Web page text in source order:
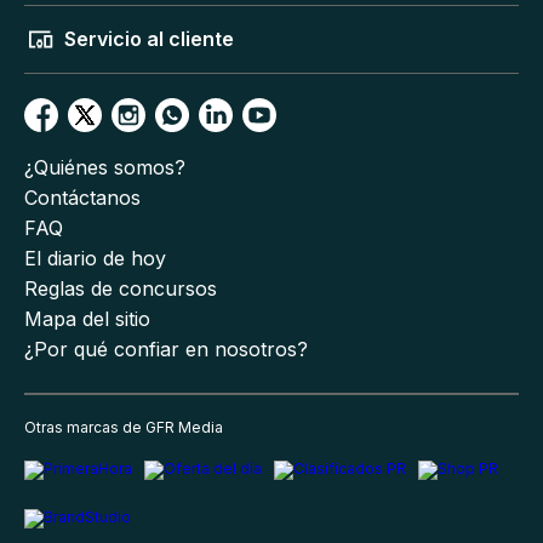
Servicio al cliente
¿Quiénes somos?
Contáctanos
FAQ
El diario de hoy
Reglas de concursos
Mapa del sitio
¿Por qué confiar en nosotros?
Otras marcas de GFR Media